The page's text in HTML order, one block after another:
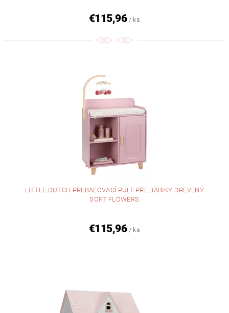
€115,96 / ks
LITTLE DUTCH PREBAĽOVACÍ PULT PRE BÁBIKY DREVENÝ
SOFT FLOWERS
€115,96 / ks